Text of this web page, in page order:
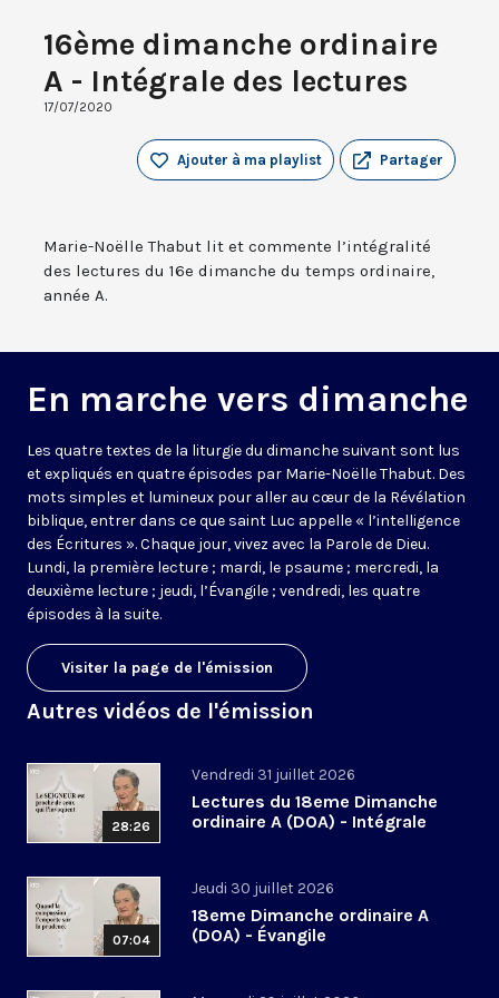
16ème dimanche ordinaire
A - Intégrale des lectures
17/07/2020
Partager
Ajouter à ma playlist
Marie-Noëlle Thabut lit et commente l’intégralité
des lectures du 16e dimanche du temps ordinaire,
année A.
En marche vers dimanche
Les quatre textes de la liturgie du dimanche suivant sont lus
et expliqués en quatre épisodes par Marie-Noëlle Thabut. Des
mots simples et lumineux pour aller au cœur de la Révélation
biblique, entrer dans ce que saint Luc appelle « l’intelligence
des Écritures ». Chaque jour, vivez avec la Parole de Dieu.
Lundi, la première lecture ; mardi, le psaume ; mercredi, la
deuxième lecture ; jeudi, l’Évangile ; vendredi, les quatre
épisodes à la suite.
Visiter la page de l'émission
Autres vidéos de l'émission
28:26
Vendredi 31 juillet 2026
Lectures du 18eme Dimanche
ordinaire A (DOA) - Intégrale
07:04
Jeudi 30 juillet 2026
18eme Dimanche ordinaire A
(DOA) - Évangile